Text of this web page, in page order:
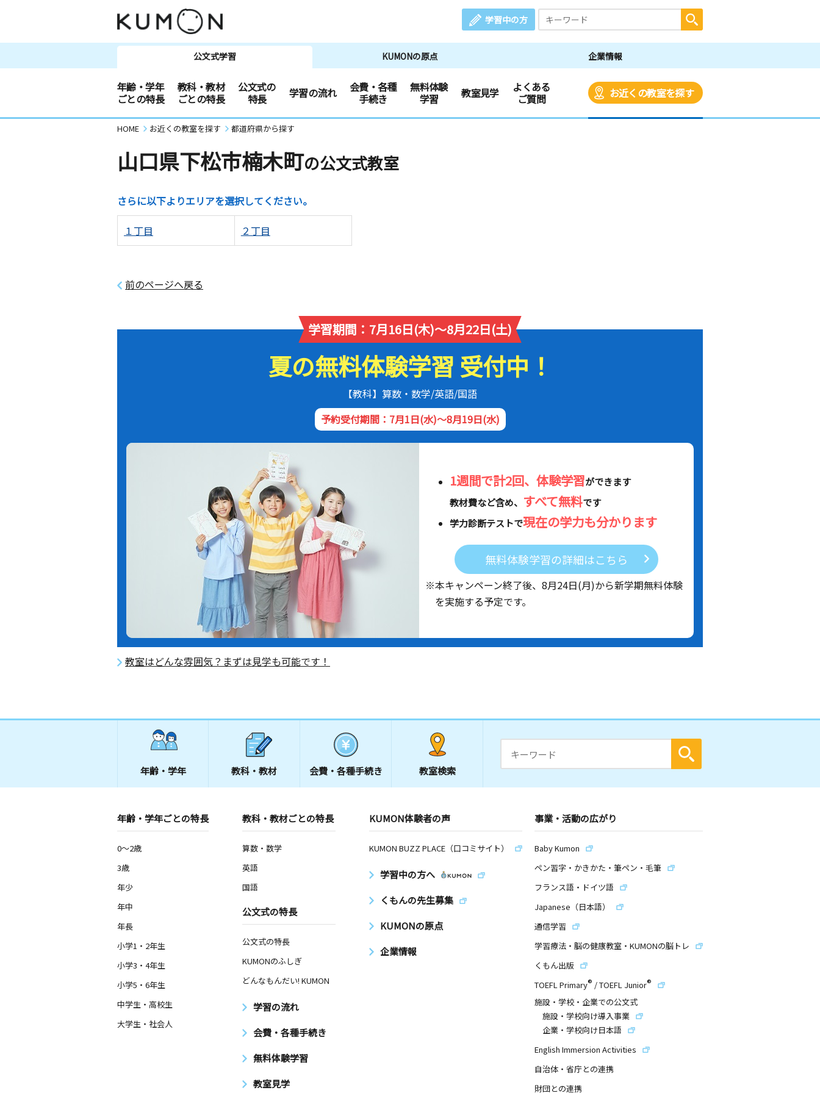
学習中の方
公文式学習 KUMONの原点 企業情報
年齢・学年
ごとの特長
教科・教材
ごとの特長
公文式の
特長
学習の流れ
会費・各種
手続き
無料体験
学習
教室見学
よくある
ご質問
お近くの教室を探す
HOME お近くの教室を探す 都道府県から探す
山口県下松市楠木町の公文式教室
さらに以下よりエリアを選択してください。
１丁目 ２丁目
前のページへ戻る
学習期間：7月16日(木)～8月22日(土)
夏の無料体験学習 受付中！
【教科】算数・数学/英語/国語
予約受付期間：7月1日(水)～8月19日(水)
1週間で計2回、体験学習ができます
教材費など含め、 すべて無料です
学力診断テストで現在の学力も分かります
無料体験学習の詳細はこちら
※本キャンペーン終了後、 8月24日(月)から新学期無料体験
を実施する予定です。
教室はどんな雰囲気？まずは見学も可能です！
年齢・学年 教科・教材 会費・ 各種手続き 教室検索
年齢・学年ごとの特長
0～2歳
3歳
年少
年中
年長
小学1・2年生
小学3・4年生
小学5・6年生
中学生・高校生
大学生・社会人
教科・教材ごとの特長
算数・数学
英語
国語
公文式の特長
公文式の特長
KUMONのふしぎ
どんなもんだい! KUMON
学習の流れ
会費・各種手続き
無料体験学習
教室見学
KUMON体験者の声
KUMON BUZZ PLACE（口コミサイト）
学習中の方へ
くもんの先生募集
KUMONの原点
企業情報
事業・活動の広がり
Baby Kumon
ペン習字・かきかた・筆ペン・毛筆
フランス語・ドイツ語
Japanese（日本語）
通信学習
学習療法・脳の健康教室・KUMONの脳トレ
くもん出版
TOEFL Primary® /TOEFL Junior®
施設・学校・企業での公文式
施設・学校向け導入事業
企業・学校向け日本語
English Immersion Activities
自治体・省庁との連携
財団との連携